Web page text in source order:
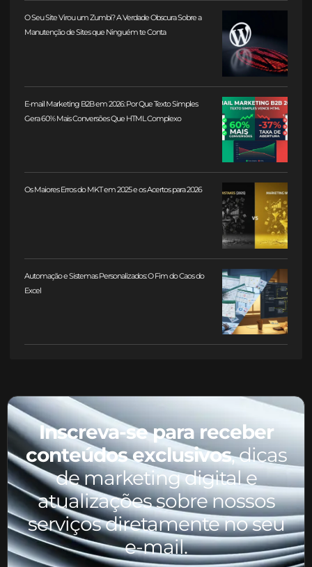
O Seu Site Virou um Zumbi? A Verdade Obscura Sobre a
Manutenção de Sites que Ninguém te Conta
E-mail Marketing B2B em 2026: Por Que Texto Simples
Gera 60% Mais Conversões Que HTML Complexo
Os Maiores Erros do MKT em 2025 e os Acertos para 2026
Automação e Sistemas Personalizados: O Fim do Caos do
Excel
Inscreva-se para receber
conteúdos exclusivos, dicas
de marketing digital e
atualizações sobre nossos
serviços diretamente no seu
e-mail.